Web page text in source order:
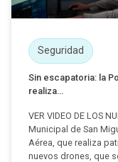
Seguridad
Sin escapatoria: la
realiza...
VER VIDEO DE LOS
Municipal de San
Aérea, que realiza
nuevos drones, que